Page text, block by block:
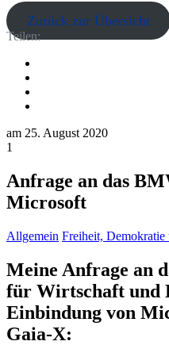
Zurück zur Übersicht
Teilen:
am 25. August 2020
1
Anfrage an das
Microsoft
Allgemein Freiheit, Demokratie
Meine Anfrage an
für Wirtschaft und
Einbindung von
Gaia-X: